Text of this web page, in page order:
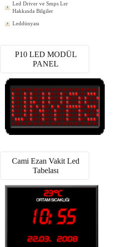
Led Driver ve Smps Ler
Hakkında Bilgiler
Leddünyası
P10 LED MODÜL
PANEL
Cami Ezan Vakit Led
Tabelası